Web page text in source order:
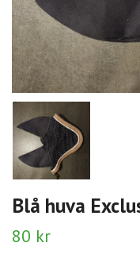
Blå huva
80 kr